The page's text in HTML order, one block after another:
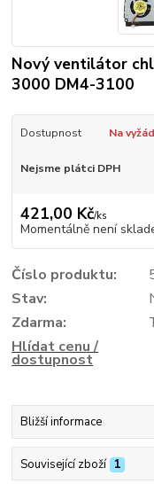
Nový ventilátor
3000 DM4-3100
Dostupnost Na
Nejsme plátci DPH
421,00 Kč/ks
Momentálně není
Číslo produktu:
Stav:
Zdarma:
Hlídat cenu /
dostupnost
Bližší informace
Související zboží 1